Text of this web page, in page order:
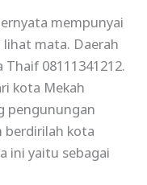
mempunyai
mata. Daerah
08111341212.
kota Mekah
pengunungan
berdirilah kota
ini yaitu sebagai